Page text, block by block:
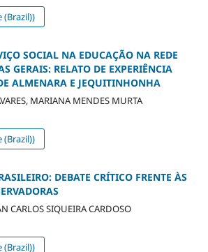
(Brazil))
SOCIAL NA EDUCAÇÃO NA REDE
GERAIS: RELATO DE EXPERIÊNCIA
ALMENARA E JEQUITINHONHA
MARIANA MENDES MURTA
(Brazil))
DEBATE CRÍTICO FRENTE ÀS
CARLOS SIQUEIRA CARDOSO
(Brazil))